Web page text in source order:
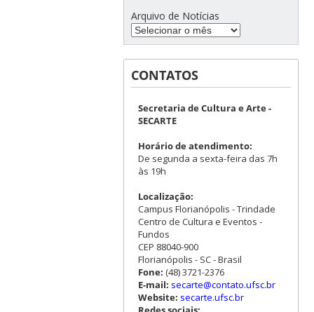
Arquivo de Notícias
CONTATOS
Secretaria de Cultura e Arte -
SECARTE
Horário de atendimento:
De segunda a sexta-feira das 7h
às 19h
Localização:
Campus Florianópolis - Trindade
Centro de Cultura e Eventos -
Fundos
CEP 88040-900
Florianópolis - SC - Brasil
Fone: (48) 3721-2376
E-mail: secarte@contato.ufsc.br
Website: secarte.ufsc.br